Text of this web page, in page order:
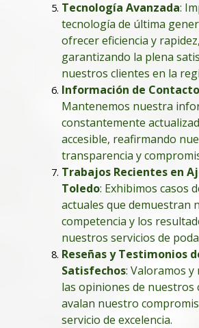
Tecnología Avanzada:
tecnología de última
ofrecer eficiencia y rapidez,
garantizando la plena
nuestros clientes en la
Información de
Mantenemos nuestra
constantemente
accesible, reafirmando
transparencia y
Trabajos Recientes en
Toledo: Exhibimos casos
actuales que demuestran
competencia y los
nuestros servicios de
Reseñas y Testimonios
Satisfechos: Valoramos
las opiniones de nuestros
avalan nuestro
servicio de excelencia.